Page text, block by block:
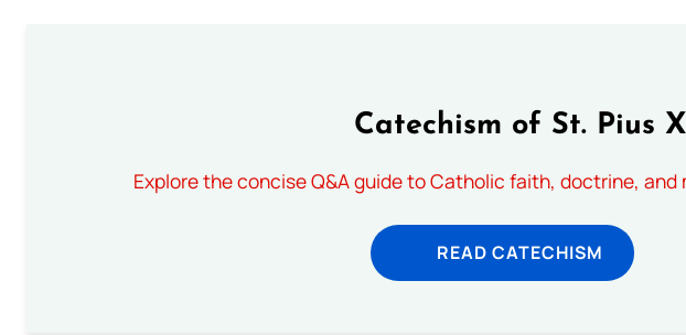
Catechism of St. Pius X
Explore the concise Q&A guide to Catholic faith, doctrine, and
READ CATECHISM